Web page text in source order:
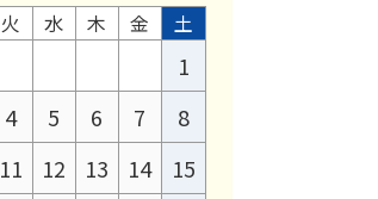
火 水 木 金 土
1
4 5 6 7
8
11 12 13 14
15